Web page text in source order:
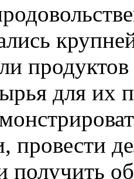
для их
провести
получить